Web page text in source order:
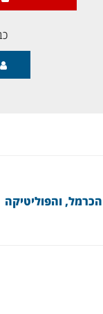
והפוליטיקה